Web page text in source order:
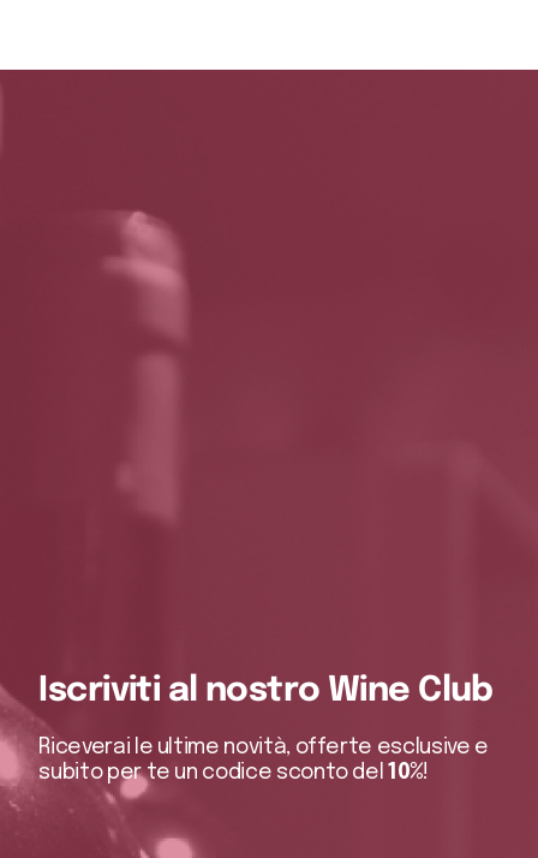
Iscriviti al nostro Wine Club
Riceverai le ultime novità, offerte esclusive e
subito per te un codice sconto del10%!